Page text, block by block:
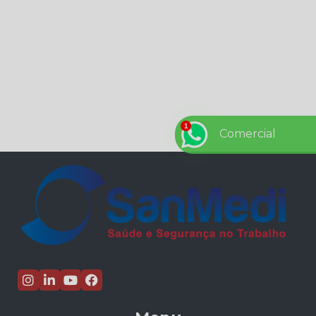
7 dúvidas respondidas sobre eSocial.
7 lições de Henry Ford para todo empresário
8 de setembro - Dia Mundial da Alfabetização
8 PASSOS PARA PREVENIR O CORONAVÍRUS NA
SUA EMPRESA
A Economia que os EPI’s geram para sua empresa.
A ergonomia nas empresas
deficiência no mercado de trabalho
Comercial